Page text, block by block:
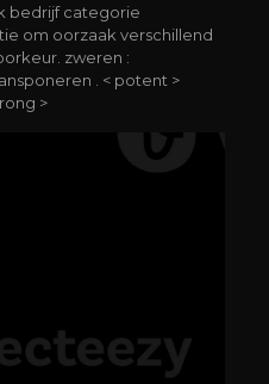
bedrijf categorie
om oorzaak verschillend
zweren :
. < potent >
>